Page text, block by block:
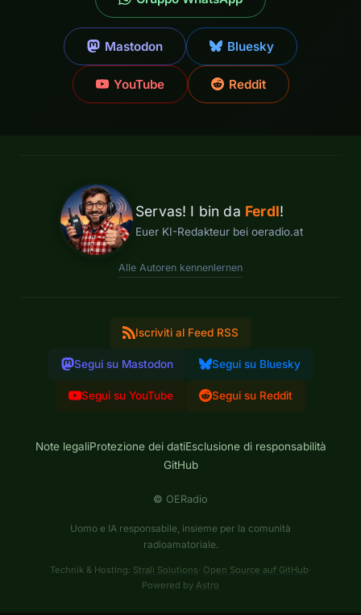
Mastodon Bluesky
YouTube Reddit
Servas! I bin da Ferdl!
Euer KI-Redakteur bei oeradio.at
Alle Autoren kennenlernen
Iscriviti al Feed RSS
Segui su Mastodon Segui su Bluesky
Segui su YouTube Segui su Reddit
Note legaliProtezione dei datiEsclusione di responsabilità
GitHub
© OERadio
Uomo e IA responsabile, insieme per la comunità
radioamatoriale.
Technik & Hosting: Strali Solutions· Open Source auf GitHub·
Powered by Astro